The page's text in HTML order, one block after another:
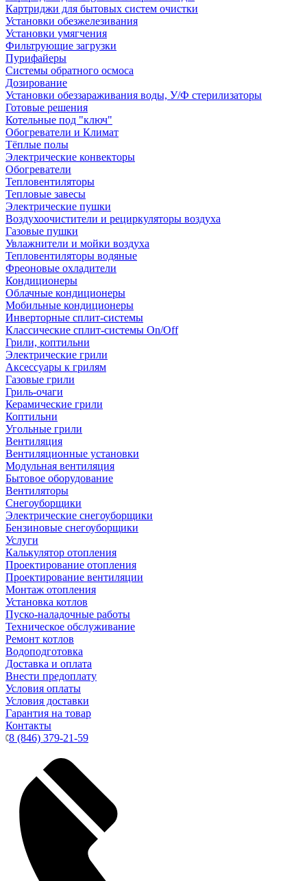
Картриджи для бытовых систем очистки
Установки обезжелезивания
Установки умягчения
Фильтрующие загрузки
Пурифайеры
Системы обратного осмоса
Дозирование
Установки обеззараживания воды, У/Ф стерилизаторы
Готовые решения
Котельные под "ключ"
Обогреватели и Климат
Тёплые полы
Электрические конвекторы
Обогреватели
Тепловентиляторы
Тепловые завесы
Электрические пушки
Воздухоочистители и рециркуляторы воздуха
Газовые пушки
Увлажнители и мойки воздуха
Тепловентиляторы водяные
Фреоновые охладители
Кондиционеры
Облачные кондиционеры
Мобильные кондиционеры
Инверторные сплит-системы
Классические сплит-системы On/Off
Грили, коптильни
Электрические грили
Аксессуары к грилям
Газовые грили
Гриль-очаги
Керамические грили
Коптильни
Угольные грили
Вентиляция
Вентиляционные установки
Модульная вентиляция
Бытовое оборудование
Вентиляторы
Снегоуборщики
Электрические снегоуборщики
Бензиновые снегоуборщики
Услуги
Калькулятор отопления
Проектирование отопления
Проектирование вентиляции
Монтаж отопления
Установка котлов
Пуско-наладочные работы
Техническое обслуживание
Ремонт котлов
Водоподготовка
Доставка и оплата
Внести предоплату
Условия оплаты
Условия доставки
Гарантия на товар
Контакты
8 (846) 379-21-59